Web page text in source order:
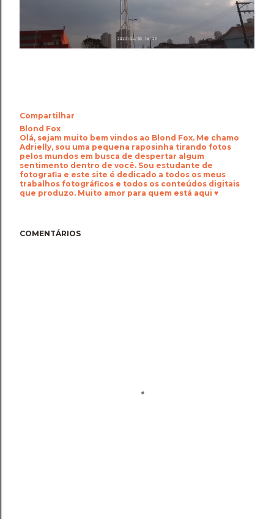
Compartilhar
Blond Fox
Olá, sejam muito bem vindos ao Blond Fox. Me chamo
Adrielly, sou uma pequena raposinha tirando fotos
pelos mundos em busca de despertar algum
sentimento dentro de você. Sou estudante de
fotografia e este site é dedicado a todos os meus
trabalhos fotográficos e todos os conteúdos digitais
que produzo. Muito amor para quem está aqui ♥
COMENTÁRIOS